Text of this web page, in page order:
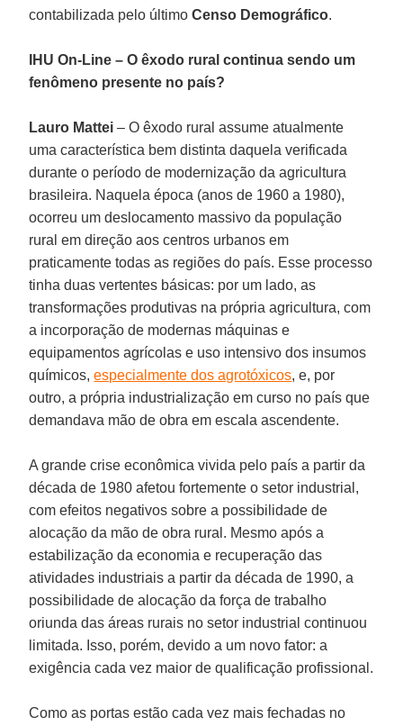
contabilizada pelo últimoCenso Demográfico.
IHU On-Line – O êxodo rural continua sendo um
fenômeno presente no país?
Lauro Mattei– O êxodo rural assume atualmente
uma característica bem distinta daquela verificada
durante o período de modernização da agricultura
brasileira. Naquela época (anos de 1960 a 1980),
ocorreu um deslocamento massivo da população
rural em direção aos centros urbanos em
praticamente todas as regiões do país. Esse processo
tinha duas vertentes básicas: por um lado, as
transformações produtivas na própria agricultura, com
a incorporação de modernas máquinas e
equipamentos agrícolas e uso intensivo dos insumos
químicos,especialmente dos agrotóxicos, e, por
outro, a própria industrialização em curso no país que
demandava mão de obra em escala ascendente.
A grande crise econômica vivida pelo país a partir da
década de 1980 afetou fortemente o setor industrial,
com efeitos negativos sobre a possibilidade de
alocação da mão de obra rural. Mesmo após a
estabilização da economia e recuperação das
atividades industriais a partir da década de 1990, a
possibilidade de alocação da força de trabalho
oriunda das áreas rurais no setor industrial continuou
limitada. Isso, porém, devido a um novo fator: a
exigência cada vez maior de qualificação profissional.
Como as portas estão cada vez mais fechadas no